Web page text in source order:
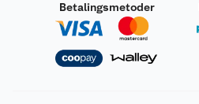
Betalingsmetoder